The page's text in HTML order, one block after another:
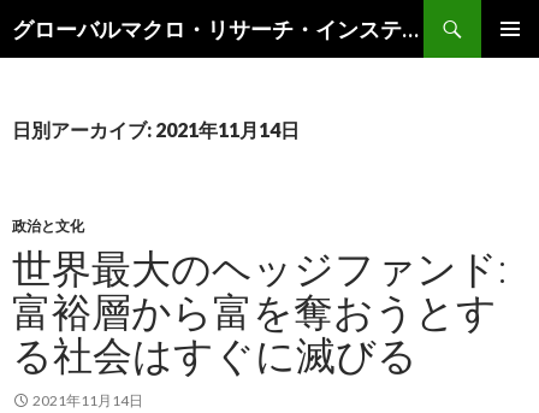
グローバルマクロ・リサーチ・インスティテュート
索
ン
キ
ッ
日別アーカイブ: 2021年11月14日
政治と文化
世界最大のヘッジファンド:
富裕層から富を奪おうとす
る社会はすぐに滅びる
2021年11月14日